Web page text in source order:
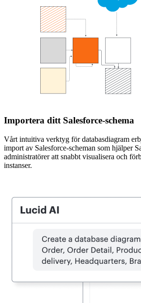
Importera ditt Salesforce-schema
Vårt intuitiva verktyg för databasdiagram
import av Salesforce-scheman som hjälper
administratörer att snabbt visualisera och
instanser.